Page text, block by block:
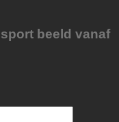
beeld vanaf